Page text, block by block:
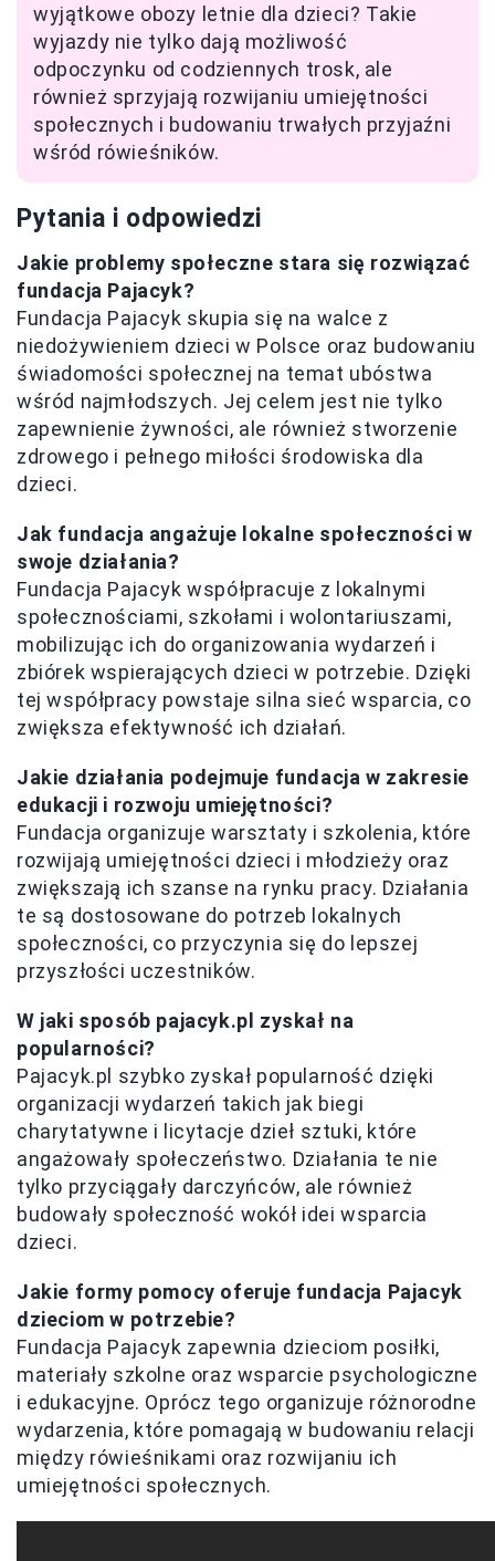
wyjątkowe obozy letnie dla dzieci? Takie
wyjazdy nie tylko dają możliwość
odpoczynku od codziennych trosk, ale
również sprzyjają rozwijaniu umiejętności
społecznych i budowaniu trwałych przyjaźni
wśród rówieśników.
Pytania i odpowiedzi
Jakie problemy społeczne stara się rozwiązać
fundacja Pajacyk?
Fundacja Pajacyk skupia się na walce z
niedożywieniem dzieci w Polsce oraz budowaniu
świadomości społecznej na temat ubóstwa
wśród najmłodszych. Jej celem jest nie tylko
zapewnienie żywności, ale również stworzenie
zdrowego i pełnego miłości środowiska dla
dzieci.
Jak fundacja angażuje lokalne społeczności w
swoje działania?
Fundacja Pajacyk współpracuje z lokalnymi
społecznościami, szkołami i wolontariuszami,
mobilizując ich do organizowania wydarzeń i
zbiórek wspierających dzieci w potrzebie. Dzięki
tej współpracy powstaje silna sieć wsparcia, co
zwiększa efektywność ich działań.
Jakie działania podejmuje fundacja w zakresie
edukacji i rozwoju umiejętności?
Fundacja organizuje warsztaty i szkolenia, które
rozwijają umiejętności dzieci i młodzieży oraz
zwiększają ich szanse na rynku pracy. Działania
te są dostosowane do potrzeb lokalnych
społeczności, co przyczynia się do lepszej
przyszłości uczestników.
W jaki sposób pajacyk.pl zyskał na
popularności?
Pajacyk.pl szybko zyskał popularność dzięki
organizacji wydarzeń takich jak biegi
charytatywne i licytacje dzieł sztuki, które
angażowały społeczeństwo. Działania te nie
tylko przyciągały darczyńców, ale również
budowały społeczność wokół idei wsparcia
dzieci.
Jakie formy pomocy oferuje fundacja Pajacyk
dzieciom w potrzebie?
Fundacja Pajacyk zapewnia dzieciom posiłki,
materiały szkolne oraz wsparcie psychologiczne
i edukacyjne. Oprócz tego organizuje różnorodne
wydarzenia, które pomagają w budowaniu relacji
między rówieśnikami oraz rozwijaniu ich
umiejętności społecznych.